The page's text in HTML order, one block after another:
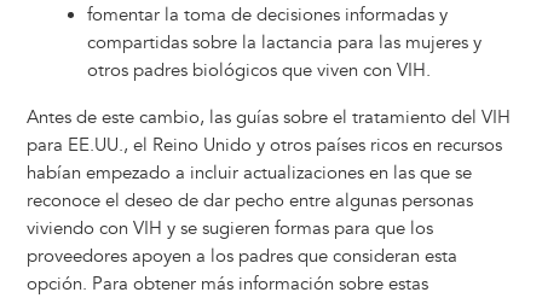
fomentar la toma de decisiones informadas y
compartidas sobre la lactancia para las mujeres y
otros padres biológicos que viven con VIH.
Antes de este cambio, las guías sobre el tratamiento del VIH
para EE.UU., el Reino Unido y otros países ricos en recursos
habían empezado a incluir actualizaciones en las que se
reconoce el deseo de dar pecho entre algunas personas
viviendo con VIH y se sugieren formas para que los
proveedores apoyen a los padres que consideran esta
opción. Para obtener más información sobre estas